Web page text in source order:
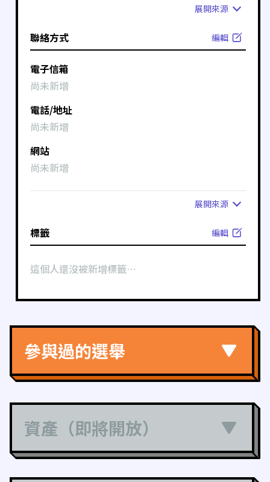
展開來源
聯絡方式 編輯
電子信箱
尚未新增
電話/地址
尚未新增
網站
尚未新增
展開來源
標籤 編輯
這個人還沒被新增標籤⋯
參與過的選舉
資產（即將開放）